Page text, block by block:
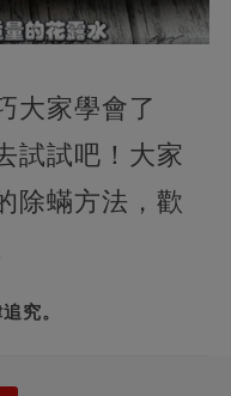
大家學會了
試試吧！大家
除蟎方法，歡
究。